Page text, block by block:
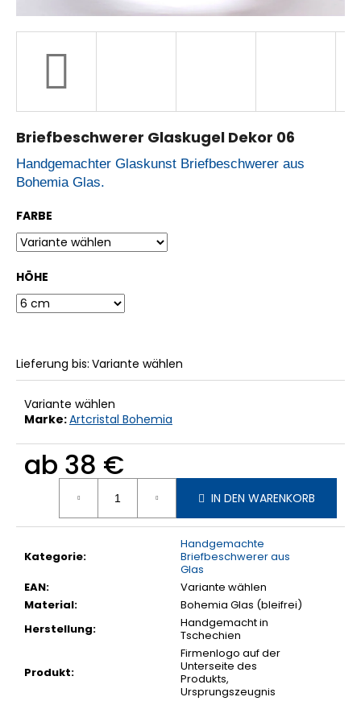
Briefbeschwerer Glaskugel Dekor 06
Handgemachter Glaskunst Briefbeschwerer aus
Bohemia Glas.
FARBE
HÖHE
Lieferung bis: Variante wählen
Variante wählen
Marke:Artcristal Bohemia
ab 38 €
IN DEN WARENKORB
Kategorie:
Handgemachte
Briefbeschwerer aus
Glas
EAN:
Variante wählen
Material:
Bohemia Glas (bleifrei)
Herstellung:
Handgemacht in
Tschechien
Produkt:
Firmenlogo auf der
Unterseite des
Produkts,
Ursprungszeugnis
p
e
h
l
e